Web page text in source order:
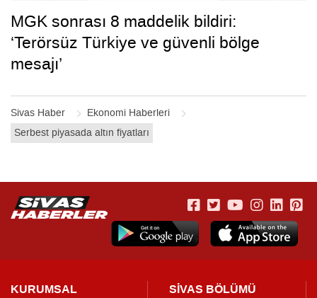
Sivas Haber
Ekonomi Haberleri
Serbest piyasada altın fiyatları
MGK sonrası 8 maddelik bildiri:
‘Terörsüz Türkiye ve güvenli bölge
mesajı’
KURUMSAL SİVAS BÖLÜMÜ